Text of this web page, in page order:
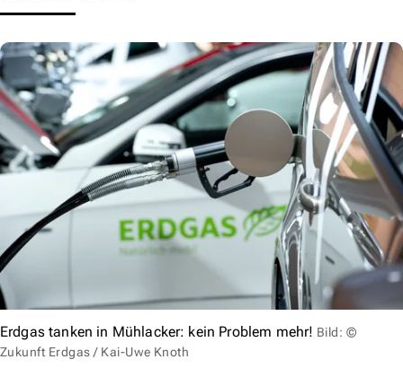
Erdgas tanken in Mühlacker: kein Problem mehr! Bild: ©
Zukunft Erdgas / Kai-Uwe Knoth